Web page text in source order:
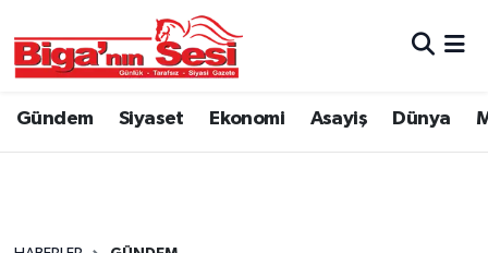
Gündem Siyaset Ekonomi Asayiş Dünya
Asayiş
Belediye
Çanakkale Hava Durumu
Tüm Manşetler